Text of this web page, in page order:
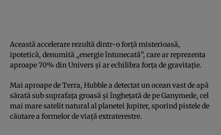
Această accelerare rezultă dintr-o forţă misterioasă,
ipotetică, denumită „energie întunecată”, care ar reprezenta
aproape 70% din Univers şi ar echilibra forţa de gravitaţie.
Mai aproape de Terra, Hubble a detectat un ocean vast de apă
sărată sub suprafaţa groasă şi îngheţată de pe Ganymede, cel
mai mare satelit natural al planetei Jupiter, sporind pistele de
căutare a formelor de viaţă extraterestre.